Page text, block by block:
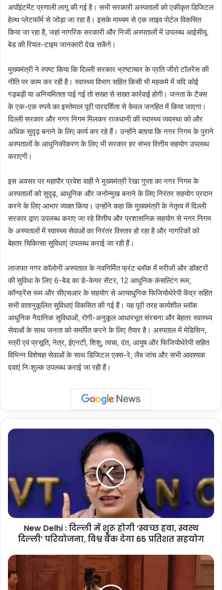
अपॉइंटमेंट प्रणाली लागू की गई है। सभी सरकारी अस्पतालों को एकीकृत डिजिटल
हेल्थ प्लेटफॉर्म से जोड़ा जा रहा है। इसके माध्यम से एक लाइव पोर्टल विकसित
किया जा रहा है, जहां नागरिक सरकारी और निजी अस्पतालों में उपलब्ध आईसीयू
बेड की रियल-टाइम जानकारी देख सकेंगे।
मुख्यमंत्री ने स्पष्ट किया कि दिल्ली सरकार भ्रष्टाचार के प्रति जीरो टॉलरेंस की
नीति पर काम कर रही है। स्वास्थ्य विभाग सहित किसी भी महकमे में यदि कोई
गड़बड़ी या अनियमितता पाई गई तो सख्त से सख्त कार्रवाई होगी। जनता के टैक्स
के एक-एक रुपये का इस्तेमाल पूरी पारदर्शिता से केवल जनहित में किया जाएगा।
दिल्ली सरकार और नगर निगम मिलकर राजधानी की स्वास्थ्य व्यवस्था को और
अधिक सुदृढ़ बनाने के लिए कार्य कर रहे हैं। उन्होंने बताया कि नगर निगम के पुराने
अस्पतालों के आधुनिकीकरण के लिए भी सरकार हर संभव वित्तीय सहयोग उपलब्ध
कराएगी।
इस अवसर पर महापौर प्रवेश वाही ने मुख्यमंत्री रेखा गुप्ता का नगर निगम के
अस्पतालों को सुदृढ़, आधुनिक और जनोन्मुख बनाने के लिए निरंतर सहयोग प्रदान
करने के लिए आभार व्यक्त किया। उन्होंने कहा कि मुख्यमंत्री के नेतृत्व में दिल्ली
सरकार द्वारा उपलब्ध कराए जा रहे वित्तीय और प्रशासनिक सहयोग से नगर निगम
के अस्पतालों में स्वास्थ्य सेवाओं का निरंतर विस्तार हो रहा है और नागरिकों को
बेहतर चिकित्सा सुविधाएं उपलब्ध कराई जा रही हैं।
लाजपत नगर कॉलोनी अस्पताल के नवनिर्मित फ्रंट ब्लॉक में मरीजों और डॉक्टरों
की सुविधा के लिए 6-बेड का डे-केयर सेंटर, 12 आधुनिक कंसल्टिंग रूम,
कॉन्फ्रेंस रूम और सीएसआर के सहयोग से अत्याधुनिक फिजियोथेरेपी केंद्र सहित
सभी वातानुकूलित सुविधाएं विकसित की गई हैं। यह पूरी तरह कार्यशील ब्लॉक
आधुनिक नैदानिक सुविधाओं, रोगी-अनुकूल आधारभूत संरचना और बेहतर स्वास्थ्य
सेवाओं के साथ जनता को समर्पित करने के लिए तैयार है। अस्पताल में मेडिसिन,
स्त्री एवं प्रसूति, नेत्र, ईएनटी, शिशु, त्वचा, दंत, आयुष और फिजियोथेरेपी सहित
विभिन्न विशेषज्ञ सेवाओं के साथ डिजिटल एक्स-रे, लैब जांच और सभी आवश्यक
दवाएं निःशुल्क उपलब्ध कराई जा रही हैं।
New
में
शुरू
होगी
‘स्वच्छ
हवा,
दिल्ली’
विश्व
बैंक
देगा
New Delhi : दिल्ली में शुरू होगी ‘स्वच्छ हवा, स्वस्थ
दिल्ली’ परियोजना, विश्व बैंक देगा 65 प्रतिशत सहयोग
New
Delhi
: